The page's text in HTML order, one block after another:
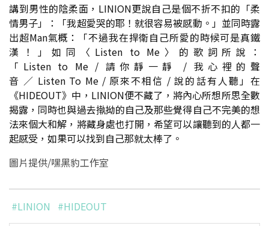
講到男性的陰柔面， LINION更說自己是個不折不扣的「柔
情男子」：「我超愛哭的耶！就很容易被感動。」並同時露
出超Man氣概：「不過我在捍衛自己所愛的時候可是真鐵
漢！」如同〈 Listen to Me 〉的歌詞所說：
「 Listen to Me / 請你靜一靜 / 我心裡的聲
音 ／ Listen To Me / 原來不相信 /說的話有人聽」在
《HIDEOUT》中， LINION便不藏了，將內心所想所思全數
揭露，同時也與過去𢴇拗的自己及那些覺得自己不完美的想
法來個大和解，將藏身處也打開，希望可以讓聽到的人都一
起感受，如果可以找到自己那就太棒了。
圖片提供/嘿黑豹工作室
#LINION #HIDEOUT